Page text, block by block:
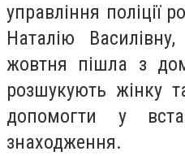
управління поліції
Наталію
жовтня пішла з
розшукують жінку
допомогти у
знаходження.